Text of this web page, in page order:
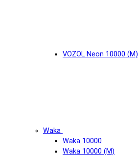
VOZOL Neon 10000 (М)
Waka
Waka 10000
Waka 10000 (М)